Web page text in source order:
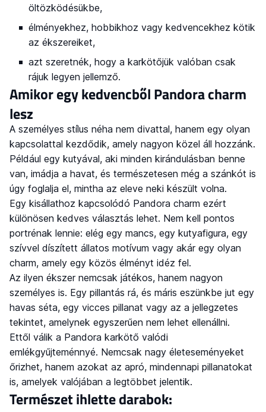
öltözködésükbe,
élményekhez, hobbikhoz vagy kedvencekhez kötik
az ékszereiket,
azt szeretnék, hogy a karkötőjük valóban csak
rájuk legyen jellemző.
Amikor egy kedvencből Pandora charm
lesz
A személyes stílus néha nem divattal, hanem egy olyan
kapcsolattal kezdődik, amely nagyon közel áll hozzánk.
Például egy kutyával, aki minden kirándulásban benne
van, imádja a havat, és természetesen még a szánkót is
úgy foglalja el, mintha az eleve neki készült volna.
Egy kisállathoz kapcsolódó Pandora charm ezért
különösen kedves választás lehet. Nem kell pontos
portrénak lennie: elég egy mancs, egy kutyafigura, egy
szívvel díszített állatos motívum vagy akár egy olyan
charm, amely egy közös élményt idéz fel.
Az ilyen ékszer nemcsak játékos, hanem nagyon
személyes is. Egy pillantás rá, és máris eszünkbe jut egy
havas séta, egy vicces pillanat vagy az a jellegzetes
tekintet, amelynek egyszerűen nem lehet ellenállni.
Ettől válik a Pandora karkötő valódi
emlékgyűjteménnyé. Nemcsak nagy életeseményeket
őrizhet, hanem azokat az apró, mindennapi pillanatokat
is, amelyek valójában a legtöbbet jelentik.
Természet ihlette darabok: